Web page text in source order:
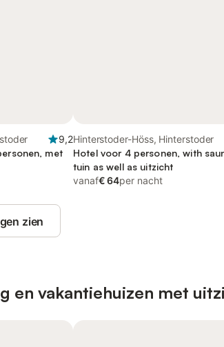
9,2
met
Hinterstoder-Höss, Hinterstoder
Hotel voor 4 personen, with
tuin as well as uitzicht
vanaf€ 64per nacht
zien
en vakantiehuizen met